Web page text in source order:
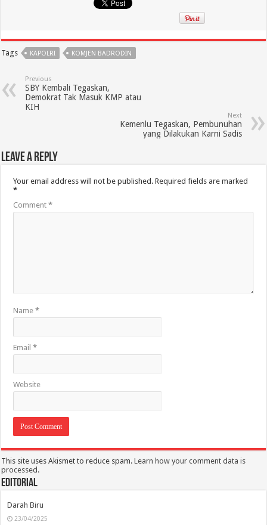
Tags KAPOLRI KOMJEN BADRODIN
Previous
SBY Kembali Tegaskan,
Demokrat Tak Masuk KMP atau
KIH
Next
Kemenlu Tegaskan, Pembunuhan
yang Dilakukan Karni Sadis
Leave a Reply
Your email address will not be published. Required fields are marked
*
Comment*
Name*
Email*
Website
This site uses Akismet to reduce spam.Learn how your comment data is
processed.
Editorial
Darah Biru
23/04/2025